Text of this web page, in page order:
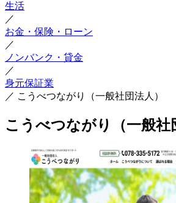
生活
／
お金・保険・ローン
／
ノンバンク・貸金
／
身元保証業
／ こうべつながり（一般社団法人）
こうべつながり（一般社